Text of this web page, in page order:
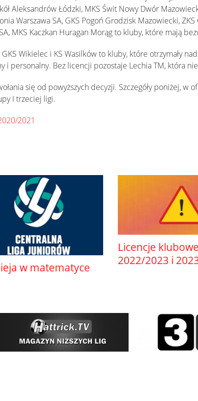
Aleksandrów Łódzki, MKS Świt Nowy Dwór
Warszawa SA, GKS Pogoń Grodzisk Mazowiecki,
MKS Kaczkan Huragan Morąg to kluby, które mają
GKS Wikielec i KS Wasilków to kluby, które otrzymały
i personalny. Bez licencji pozostaje Lechia TM, która
się od powyższych decyzji. Szczegóły poniżej, w
I trzeciej ligi.
2021
w matematyce
Licencje klubowe
2022/2023 i